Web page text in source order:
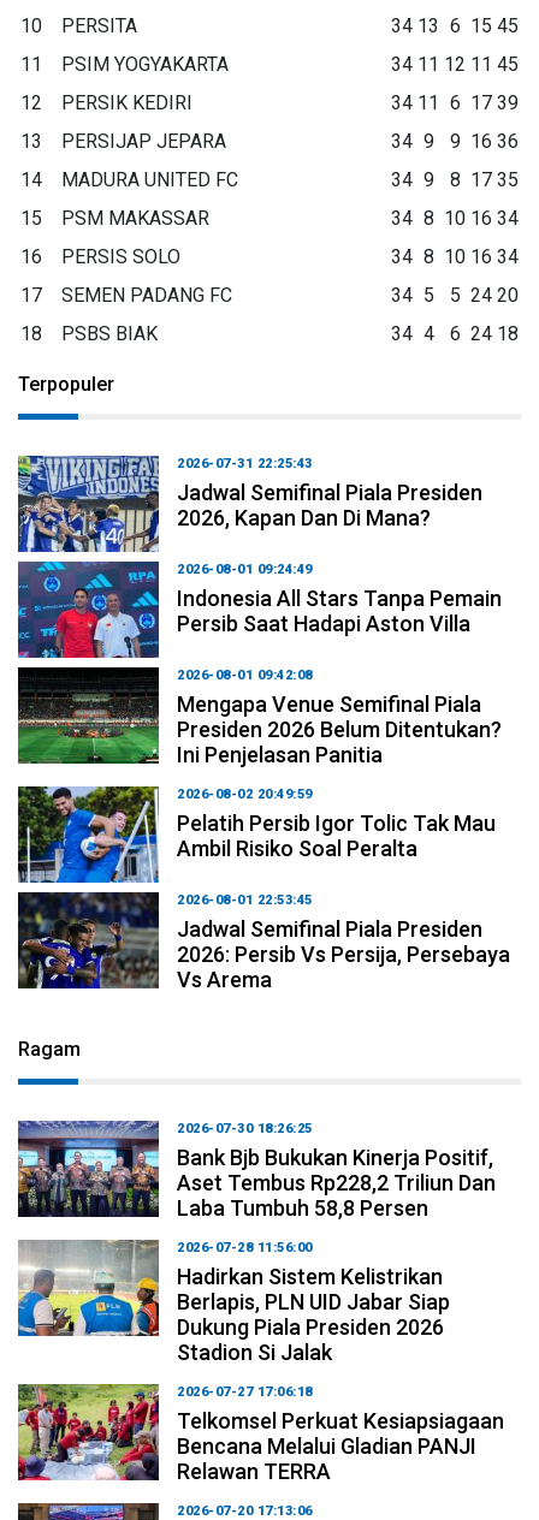
10
PERSITA 34 13 6 15 45
11
PSIM YOGYAKARTA 34 11 12 11 45
12
PERSIK KEDIRI 34 11 6 17 39
13
PERSIJAP JEPARA 34 9 9 16 36
14
MADURA UNITED FC 34 9 8 17 35
15
PSM MAKASSAR 34 8 10 16 34
16
PERSIS SOLO 34 8 10 16 34
17
SEMEN PADANG FC 34 5 5 24 20
18
PSBS BIAK 34 4 6 24 18
Terpopuler
2026-07-31 22:25:43
Jadwal Semifinal Piala Presiden
2026, Kapan Dan Di Mana?
2026-08-01 09:24:49
Indonesia All Stars Tanpa Pemain
Persib Saat Hadapi Aston Villa
2026-08-01 09:42:08
Mengapa Venue Semifinal Piala
Presiden 2026 Belum Ditentukan?
Ini Penjelasan Panitia
2026-08-02 20:49:59
Pelatih Persib Igor Tolic Tak Mau
Ambil Risiko Soal Peralta
2026-08-01 22:53:45
Jadwal Semifinal Piala Presiden
2026: Persib Vs Persija, Persebaya
Vs Arema
Ragam
2026-07-30 18:26:25
Bank Bjb Bukukan Kinerja Positif,
Aset Tembus Rp228,2 Triliun Dan
Laba Tumbuh 58,8 Persen
2026-07-28 11:56:00
Hadirkan Sistem Kelistrikan
Berlapis, PLN UID Jabar Siap
Dukung Piala Presiden 2026
Stadion Si Jalak
2026-07-27 17:06:18
Telkomsel Perkuat Kesiapsiagaan
Bencana Melalui Gladian PANJI
Relawan TERRA
2026-07-20 17:13:06